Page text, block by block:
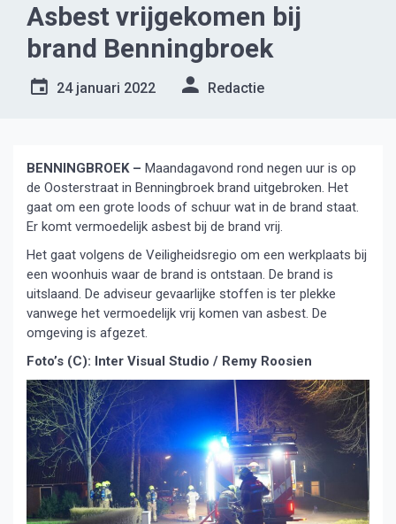
Asbest vrijgekomen bij
brand Benningbroek
24 januari 2022 Redactie
BENNINGBROEK – Maandagavond rond negen uur is op
de Oosterstraat in Benningbroek brand uitgebroken. Het
gaat om een grote loods of schuur wat in de brand staat.
Er komt vermoedelijk asbest bij de brand vrij.
Het gaat volgens de Veiligheidsregio om een werkplaats bij
een woonhuis waar de brand is ontstaan. De brand is
uitslaand. De adviseur gevaarlijke stoffen is ter plekke
vanwege het vermoedelijk vrij komen van asbest. De
omgeving is afgezet.
Foto’s (C): Inter Visual Studio / Remy Roosien